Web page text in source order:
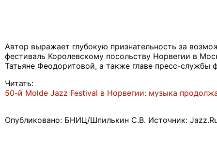
Автор выражает глубокую признательность за
фестиваль Королевскому посольству Норвегии в
Татьяне Феодоритовой, а также главе пресс-службы
Читать:
50-й Molde Jazz Festival в Норвегии: музыка
Опубликовано: БНИЦ/Шпилькин С.В. Источник: